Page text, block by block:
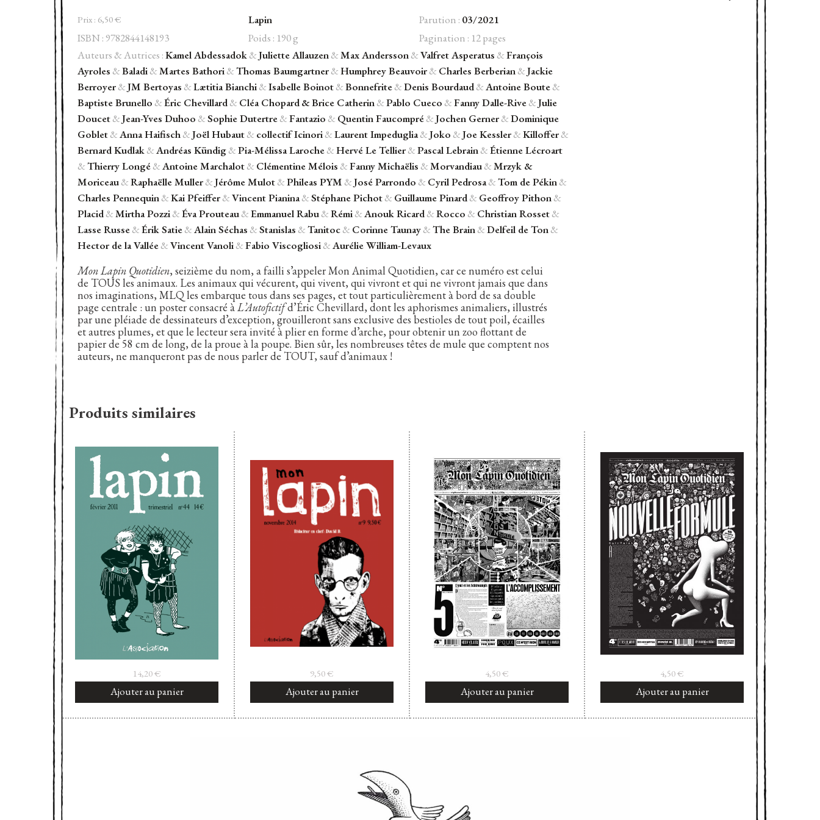
Lapin
Quotidien
#16
Prix : 6,50€ Lapin Parution : 03/2021
ISBN : 9782844148193
Poids : 190 g
Pagination : 12 pages
Auteurs & Autrices :Kamel Abdessadok&Juliette Allauzen&Max Andersson&Valfret Asperatus &François
Ayroles &Baladi&Martes Bathori&Thomas Baumgartner&Humphrey Beauvoir& Charles Berberian&Jackie
Berroyer&JM Bertoyas &Lætitia Bianchi&Isabelle Boinot&Bonnefrite&Denis Bourdaud&Antoine Boute&
Baptiste Brunello &Éric Chevillard& Cléa Chopard&Brice Catherin&Pablo Cueco &Fanny Dalle-Rive&Julie
Doucet&Jean-Yves Duhoo &Sophie Dutertre&Fantazio & Quentin Faucompré&Jochen Gerner&Dominique
Goblet&Anna Haifisch&Joël Hubaut& collectif Icinori&Laurent Impeduglia&Joko &Joe Kessler&Killoffer&
Bernard Kudlak&Andréas Kündig&Pia-Mélissa Laroche&Hervé Le Tellier&Pascal Lebrain&Étienne Lécroart
&Thierry Longé&Antoine Marchalot& Clémentine Mélois &Fanny Michaëlis &Morvandiau&Mrzyk &
Moriceau&Raphaëlle Muller&Jérôme Mulot&Phileas PYM &José Parrondo & Cyril Pedrosa&Tom de Pékin&
Charles Pennequin&Kai Pfeiffer&Vincent Pianina&Stéphane Pichot& Guillaume Pinard& Geoffroy Pithon&
Placid&Mirtha Pozzi&Éva Prouteau&Emmanuel Rabu&Rémi&Anouk Ricard&Rocco & Christian Rosset&
Lasse Russe&Érik Satie&Alain Séchas &Stanislas &Tanitoc& Corinne Taunay&The Brain&Delfeil de Ton&
Hector de la Vallée&Vincent Vanoli&Fabio Viscogliosi&Aurélie William-Levaux
Mon Lapin Quotidien, seizième du nom, a failli s’appeler Mon Animal Quotidien, car ce numéro est celui
de TOUS les animaux. Les animaux qui vécurent, qui vivent, qui vivront et qui ne vivront jamais que dans
nos imaginations, MLQ les embarque tous dans ses pages, et tout particulièrement à bord de sa double
page centrale : un poster consacré àL’Autofictifd’Éric Chevillard, dont les aphorismes animaliers, illustrés
par une pléiade de dessinateurs d’exception, grouilleront sans exclusive des bestioles de tout poil, écailles
et autres plumes, et que le lecteur sera invité à plier en forme d’arche, pour obtenir un zoo flottant de
papier de 58 cm de long, de la proue à la poupe. Bien sûr, les nombreuses têtes de mule que comptent nos
auteurs, ne manqueront pas de nous parler de TOUT, sauf d’animaux !
Produits similaires
14,20€
Ajouter au panier
9,50€
Ajouter au panier
4,50€
Ajouter au panier
4,50€
Ajouter au panier